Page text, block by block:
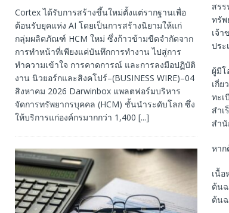
สร
ทรัพ
เจ้
ปร
ผู้มีโ
เกี่
ทะ
สำเ
สำ
หาก
เนื้
ต้น
ต้น
Cortex ได้รับการสร้างขึ้นใหม่ตั้งแต่รากฐานเพื่อ
ต้อนรับยุคแห่ง AI โดยเป็นการสร้างนิยามให้แก่
กลุ่มผลิตภัณฑ์ HCM ใหม่ ซึ่งก้าวข้ามขีดจำกัดจาก
การทำหน้าที่เพียงแค่บันทึกการทำงาน ไปสู่การ
ทำความเข้าใจ การคาดการณ์ และการลงมือปฏิบัติ
งาน นิวยอร์กและสิงคโปร์–(BUSINESS WIRE)–04
สิงหาคม 2026 Darwinbox แพลตฟอร์มบริหาร
จัดการทรัพยากรบุคคล (HCM) ชั้นนำระดับโลก ซึ่ง
ให้บริการแก่องค์กรมากกว่า 1,400 [...]